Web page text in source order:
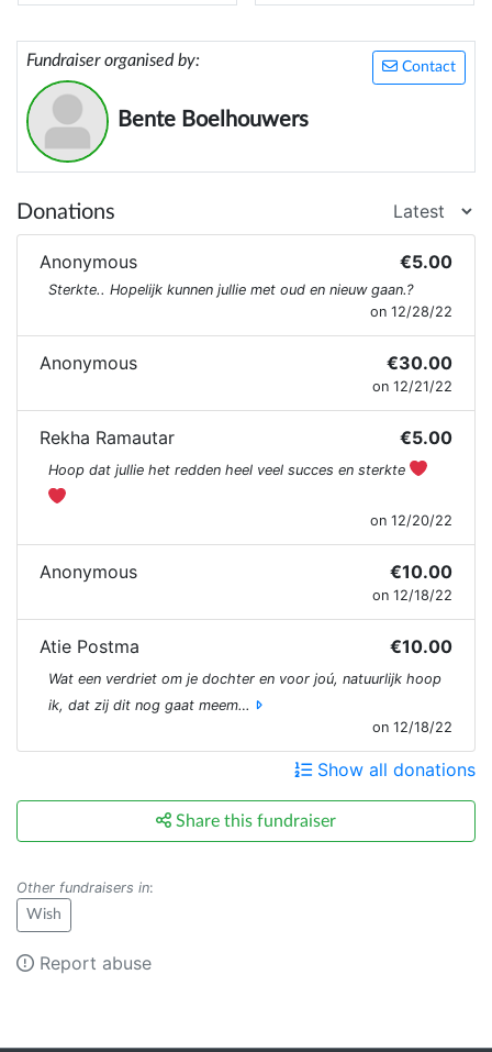
Contact
Fundraiser organised by:
Bente Boelhouwers
Donations
Anonymous €5.00
Sterkte.. Hopelijk kunnen jullie met oud en nieuw gaan.?
on 12/28/22
Anonymous €30.00
on 12/21/22
Rekha Ramautar €5.00
Hoop dat jullie het redden heel veel succes en sterkte
on 12/20/22
Anonymous €10.00
on 12/18/22
Atie Postma €10.00
Wat een verdriet om je dochter en voor joú, natuurlijk hoop
ik, dat zij dit nog gaat meem…
on 12/18/22
Show all donations
Share this fundraiser
Other fundraisers in:
Wish
Report abuse